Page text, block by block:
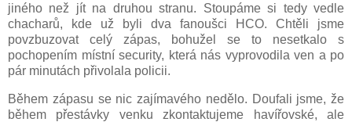
jiného než jít na druhou stranu. Stoupáme si tedy vedle
chacharů, kde už byli dva fanoušci HCO. Chtěli jsme
povzbuzovat celý zápas, bohužel se to nesetkalo s
pochopením místní security, která nás vyprovodila ven a po
pár minutách přivolala policii.
Během zápasu se nic zajímavého nedělo. Doufali jsme, že
během přestávky venku zkontaktujeme havířovské, ale